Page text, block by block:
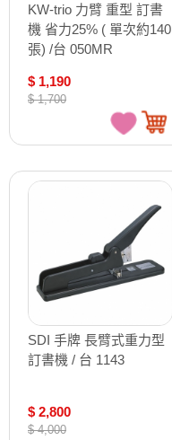
KW-trio 力臂 重型 訂書
機 省力25% ( 單次約140
張) /台 050MR
$ 1,190
$ 1,700
SDI 手牌 長臂式重力型
訂書機 / 台 1143
$ 2,800
$ 4,000